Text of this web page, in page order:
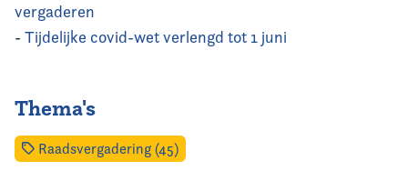
vergaderen
- Tijdelijke covid-wet verlengd tot 1 juni
Thema's
Raadsvergadering (45)